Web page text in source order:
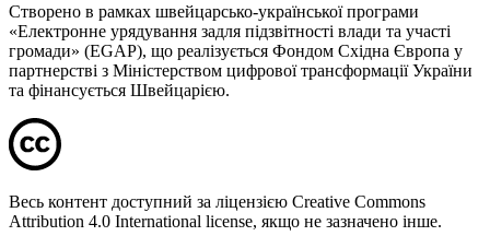
Створено в рамках швейцарсько-української програми
«Електронне урядування задля підзвітності влади та участі
громади» (EGAP), що реалізується Фондом Східна Європа у
партнерстві з Міністерством цифрової трансформації України
та фінансується Швейцарією.
Весь контент доступний за ліцензією Creative Commons
Attribution 4.0 International license, якщо не зазначено інше.